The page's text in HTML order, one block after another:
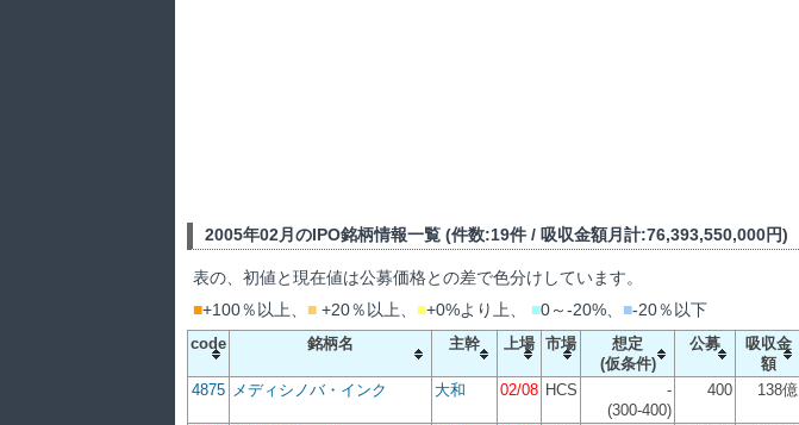
2005年02月のIPO銘柄情報一覧 (件数:19件 / 吸収金額月計:76,393,550,000円)
表の、初値と現在値は公募価格との差で色分けしています。
■+100％以上、 ■ +20％以上、 ■+0%より上、 ■0～-20%、 ■-20％以下
code 銘柄名 主幹 上場 市場
想定
(仮条件)
公募
吸収金
額
4875 メディシノバ・インク 大和 02/08 HCS
-
(300-400)
400 138億